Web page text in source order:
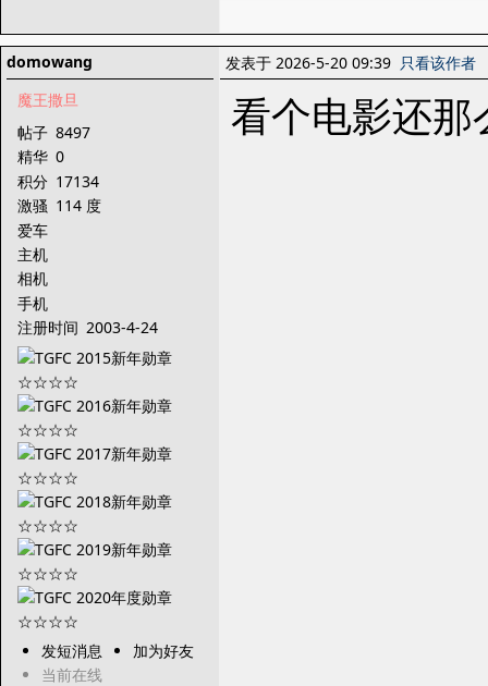
domowang
魔王撒旦
帖子 8497
精华 0
积分 17134
激骚 114 度
爱车
主机
相机
手机
注册时间 2003-4-24
发短消息
加为好友
当前在线
发表于 2026-5-20 09:39 只看该作者
看个电影还那